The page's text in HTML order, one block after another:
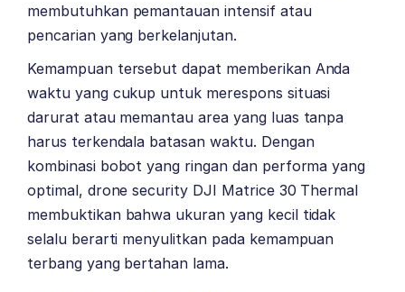
membutuhkan pemantauan intensif atau
pencarian yang berkelanjutan.
Kemampuan tersebut dapat memberikan Anda
waktu yang cukup untuk merespons situasi
darurat atau memantau area yang luas tanpa
harus terkendala batasan waktu. Dengan
kombinasi bobot yang ringan dan performa yang
optimal, drone security DJI Matrice 30 Thermal
membuktikan bahwa ukuran yang kecil tidak
selalu berarti menyulitkan pada kemampuan
terbang yang bertahan lama.